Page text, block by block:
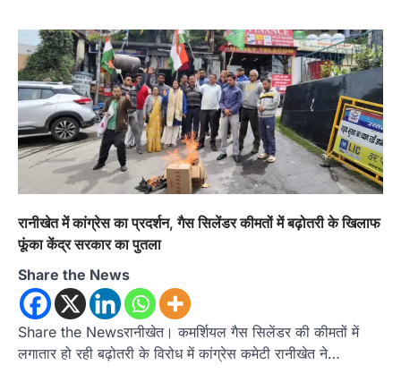
रानीखेत में कांग्रेस का प्रदर्शन, गैस सिलेंडर कीमतों में बढ़ोतरी के खिलाफ
फूंका केंद्र सरकार का पुतला
Share the News
Share the Newsरानीखेत। कमर्शियल गैस सिलेंडर की कीमतों में
लगातार हो रही बढ़ोतरी के विरोध में कांग्रेस कमेटी रानीखेत ने…
4
समिति रानीखेत की ओर से विगत वर्षों की…
1
अल्मोड़ा उत्तराखण्ड कुमाऊं ख़बरें
तेंदुए के हमले में घायल बालिका से मिले विधायक
महेश जीना, DFO अल्मोड़ा को सुरक्षा के कड़े
निर्देश
Admin August 10, 2026
स्याल्दे में तेंदुए के हमले से घायल बालिका का हाल जानने
अल्मोड़ा
विकसित भारत@2047 की झलक, 40
छात्र-छात्राओं ने लिया भाग
Admin August 10, 2026
रानीखेत। अखिल भारतीय शिक्षा समागम 2026 एवं भारत